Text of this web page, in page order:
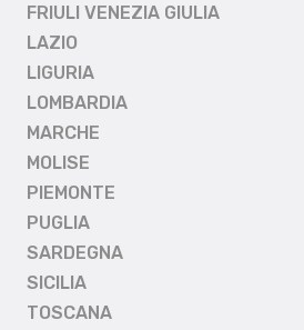
FRIULI VENEZIA GIULIA
LAZIO
LIGURIA
LOMBARDIA
MARCHE
MOLISE
PIEMONTE
PUGLIA
SARDEGNA
SICILIA
TOSCANA